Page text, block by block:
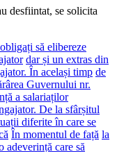
desfiintat, se solicita
să elibereze
dar și un extras din
În același timp de
Guvernului nr.
a salariaților
De la sfârșitul
diferite în care se
În momentul de față la
adeverință care să